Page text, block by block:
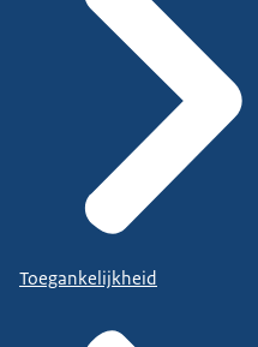
Toegankelijkheid